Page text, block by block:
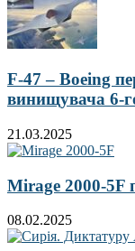
F-47 – Boeing
винищувача 6-
21.03.2025
Mirage 2000-5F
08.02.2025